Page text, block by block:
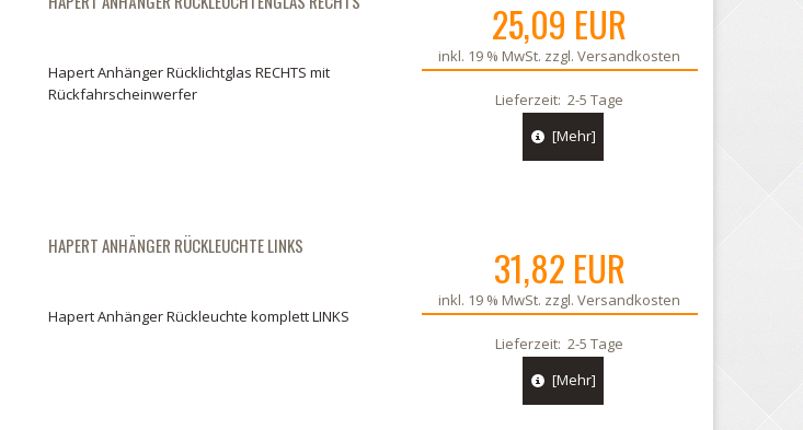
Hapert Anhänger Rücklichtglas RECHTS mit
Rückfahrscheinwerfer
25,09 EUR
inkl. 19 % MwSt. zzgl.Versandkosten
Lieferzeit:2-5 Tage
[Mehr]
HAPERT ANHÄNGER RÜCKLEUCHTE LINKS
Hapert Anhänger Rückleuchte komplett LINKS
31,82 EUR
inkl. 19 % MwSt. zzgl.Versandkosten
Lieferzeit:2-5 Tage
[Mehr]
05.